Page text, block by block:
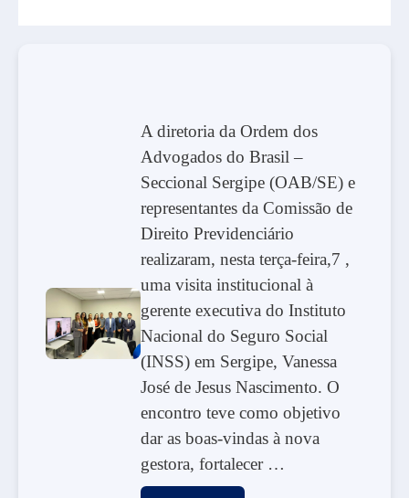
A diretoria da Ordem dos
Advogados do Brasil –
Seccional Sergipe (OAB/SE) e
representantes da Comissão de
Direito Previdenciário
realizaram, nesta terça-feira,7 ,
uma visita institucional à
gerente executiva do Instituto
Nacional do Seguro Social
(INSS) em Sergipe, Vanessa
José de Jesus Nascimento. O
encontro teve como objetivo
dar as boas-vindas à nova
gestora, fortalecer …